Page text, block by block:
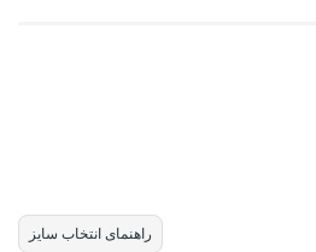
راهنمای انتخاب سایز